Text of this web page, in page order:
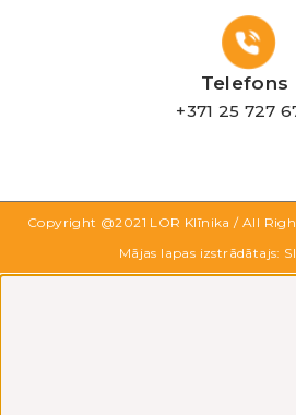
Telefons
+371 25 727
Copyright @2021 LOR Klīnika / All
Mājas lapas izstrādātajs: